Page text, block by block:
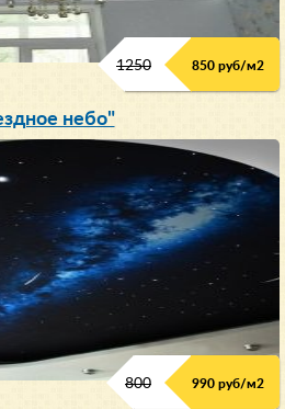
1250 850 руб/м2
небо"
800 990 руб/м2